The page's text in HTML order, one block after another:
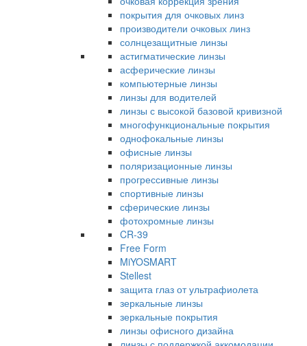
покрытия для очковых линз
производители очковых линз
солнцезащитные линзы
астигматические линзы
асферические линзы
компьютерные линзы
линзы для водителей
линзы с высокой базовой кривизной
многофункциональные покрытия
однофокальные линзы
офисные линзы
поляризационные линзы
прогрессивные линзы
спортивные линзы
сферические линзы
фотохромные линзы
CR-39
Free Form
MiYOSMART
Stellest
защита глаз от ультрафиолета
зеркальные линзы
зеркальные покрытия
линзы офисного дизайна